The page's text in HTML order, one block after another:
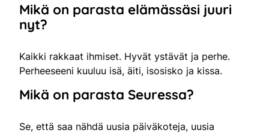
Mikä on parasta elämässäsi juuri
nyt?
Kaikki rakkaat ihmiset. Hyvät ystävät ja perhe.
Perheeseeni kuuluu isä, äiti, isosisko ja kissa.
Mikä on parasta Seuressa?
Se, että saa nähdä uusia päiväkoteja, uusia